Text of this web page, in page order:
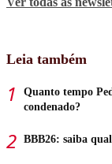
Leia também
Quanto tempo
condenado?
BBB26: saiba